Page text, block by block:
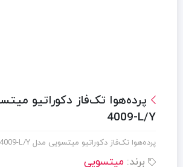
4009-L/Y
پرده‌هوا تک‌فاز دکوراتیو میتسویی مدل DM-4009-L/Y
برند: میتسویی